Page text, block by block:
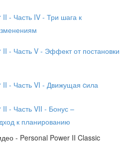
- Часть IV - Три шага к
II - Часть V - Эффект от постановки
II - Часть VI - Движущая cила
II - Часть VII - Бонус –
к планированию
- Personal Power II Classic